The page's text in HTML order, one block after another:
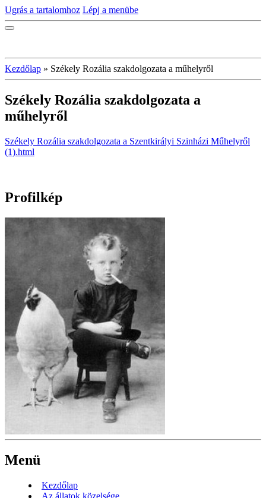
Ugrás a tartalomhoz Lépj a menübe
Kezdőlap » Székely Rozália szakdolgozata a műhelyről
Székely Rozália szakdolgozata a
műhelyről
Székely Rozália szakdolgozata a Szentkirályi Szinházi Műhelyről
(1).html
Profilkép
Menü
Kezdőlap
Az állatok közelsége